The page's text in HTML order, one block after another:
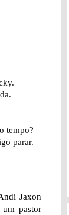
tempo?
parar.
Jaxon
pastor